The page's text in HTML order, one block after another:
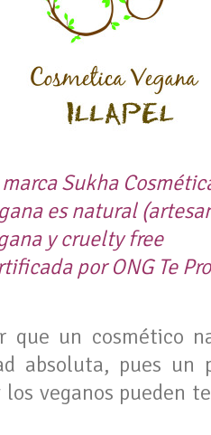
Sukha
es natural
y cruelty free
por ONG Te
que un cosmético
absoluta, pues un
veganos pueden